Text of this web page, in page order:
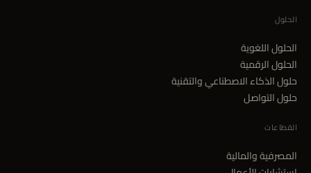
الحلول
الحلول اللغوية
الحلول الرقمية
حلول الذكاء الاصطناعي والتقنية
حلول التواصل
القطاعات
المصرفية والمالية